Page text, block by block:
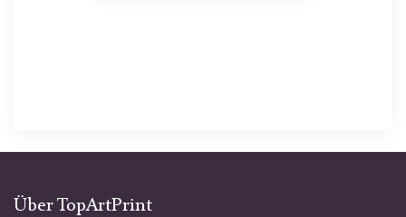
Über TopArtPrint